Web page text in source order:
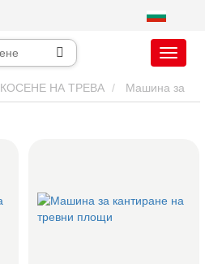
КОСЕНЕ НА ТРЕВА